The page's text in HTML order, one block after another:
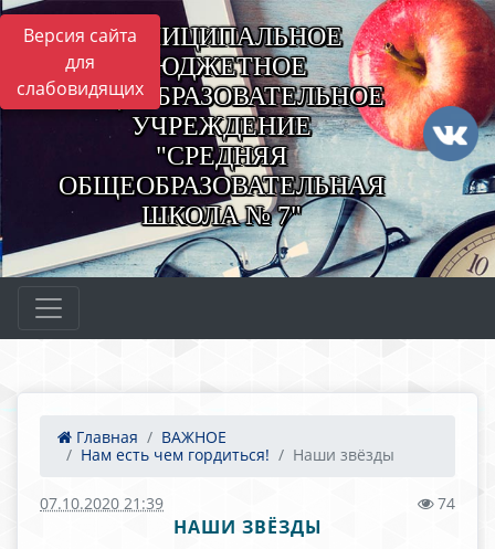
Версия сайта
для
слабовидящих
МУНИЦИПАЛЬНОЕ
БЮДЖЕТНОЕ
ОБЩЕОБРАЗОВАТЕЛЬНОЕ
УЧРЕЖДЕНИЕ
"СРЕДНЯЯ
ОБЩЕОБРАЗОВАТЕЛЬНАЯ
ШКОЛА № 7"
Главная
ВАЖНОЕ
Нам есть чем гордиться!
Наши звёзды
07.10.2020 21:39 74
НАШИ ЗВЁЗДЫ